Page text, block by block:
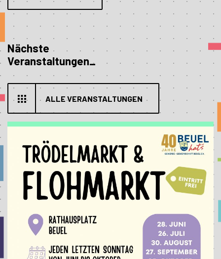
Nächste
Veranstaltungen_
ALLE VERANSTALTUNGEN